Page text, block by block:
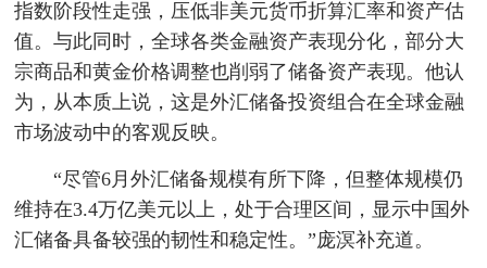
指数阶段性走强，压低非美元货币折算汇率和资产估
值。与此同时，全球各类金融资产表现分化，部分大
宗商品和黄金价格调整也削弱了储备资产表现。他认
为，从本质上说，这是外汇储备投资组合在全球金融
市场波动中的客观反映。
“尽管6月外汇储备规模有所下降，但整体规模仍
维持在3.4万亿美元以上，处于合理区间，显示中国外
汇储备具备较强的韧性和稳定性。”庞溟补充道。